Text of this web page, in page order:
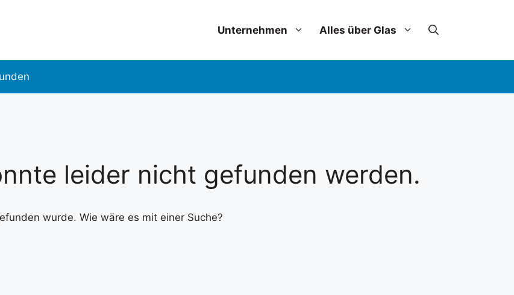
Unternehmen Alles über Glas
leider nicht gefunden werden.
wurde. Wie wäre es mit einer Suche?